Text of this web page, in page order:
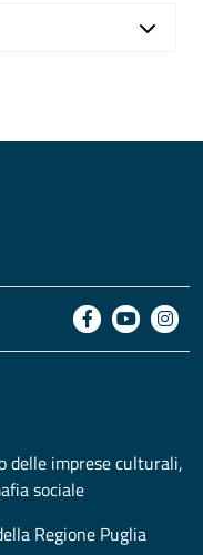
delle imprese culturali,
sociale
Regione Puglia